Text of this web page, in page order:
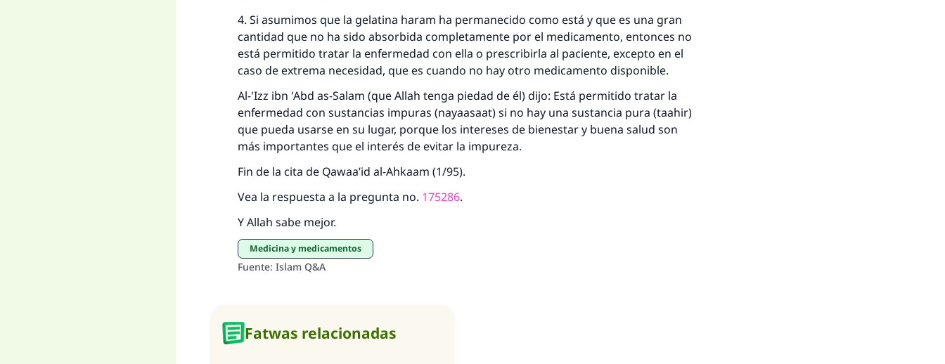
4. Si asumimos que la gelatina haram ha permanecido como está y que es una gran
cantidad que no ha sido absorbida completamente por el medicamento, entonces no
está permitido tratar la enfermedad con ella o prescribirla al paciente, excepto en el
caso de extrema necesidad, que es cuando no hay otro medicamento disponible.
Al-'Izz ibn 'Abd as-Salam (que Allah tenga piedad de él) dijo: Está permitido tratar la
enfermedad con sustancias impuras (nayaasaat) si no hay una sustancia pura (taahir)
que pueda usarse en su lugar, porque los intereses de bienestar y buena salud son
más importantes que el interés de evitar la impureza.
Fin de la cita de Qawaa’id al-Ahkaam (1/95).
Vea la respuesta a la pregunta no. 175286.
Y Allah sabe mejor.
Medicina y medicamentos
Fuente: Islam Q&A
Fatwas relacionadas